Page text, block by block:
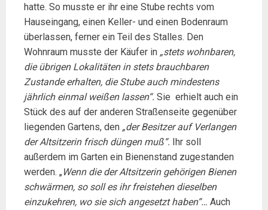
hatte. So musste er ihr eine Stube rechts vom
Hauseingang, einen Keller- und einen Bodenraum
überlassen, ferner ein Teil des Stalles. Den
Wohnraum musste der Käufer in „stets wohnbaren,
die übrigen Lokalitäten in stets brauchbaren
Zustande erhalten, die Stube auch mindestens
jährlich einmal weißen lassen“. Sie erhielt auch ein
Stück des auf der anderen Straßenseite gegenüber
liegenden Gartens, den „der Besitzer auf Verlangen
der Altsitzerin frisch düngen muß“. Ihr soll
außerdem im Garten ein Bienenstand zugestanden
werden. „Wenn die der Altsitzerin gehörigen Bienen
schwärmen, so soll es ihr freistehen dieselben
einzukehren, wo sie sich angesetzt haben“… Auch